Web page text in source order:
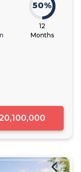
50%
12
Months